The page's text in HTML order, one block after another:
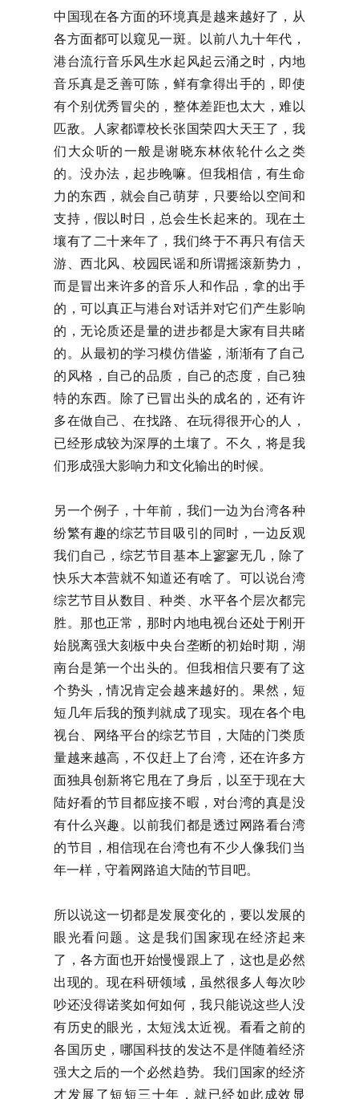
中国现在各方面的环境真是越来越好了，从
各方面都可以窥见一斑。以前八九十年代，
港台流行音乐风生水起风起云涌之时，内地
音乐真是乏善可陈，鲜有拿得出手的，即使
有个别优秀冒尖的，整体差距也太大，难以
匹敌。人家都谭校长张国荣四大天王了，我
们大众听的一般是谢晓东林依轮什么之类
的。没办法，起步晚嘛。但我相信，有生命
力的东西，就会自己萌芽，只要给以空间和
支持，假以时日，总会生长起来的。现在土
壤有了二十来年了，我们终于不再只有信天
游、西北风、校园民谣和所谓摇滚新势力，
而是冒出来许多的音乐人和作品，拿的出手
的，可以真正与港台对话并对它们产生影响
的，无论质还是量的进步都是大家有目共睹
的。从最初的学习模仿借鉴，渐渐有了自己
的风格，自己的品质，自己的态度，自己独
特的东西。除了已冒出头的成名的，还有许
多在做自己、在找路、在玩得很开心的人，
已经形成较为深厚的土壤了。不久，将是我
们形成强大影响力和文化输出的时候。
另一个例子，十年前，我们一边为台湾各种
纷繁有趣的综艺节目吸引的同时，一边反观
我们自己，综艺节目基本上寥寥无几，除了
快乐大本营就不知道还有啥了。可以说台湾
综艺节目从数目、种类、水平各个层次都完
胜。那也正常，那时内地电视台还处于刚开
始脱离强大刻板中央台垄断的初始时期，湖
南台是第一个出头的。但我相信只要有了这
个势头，情况肯定会越来越好的。果然，短
短几年后我的预判就成了现实。现在各个电
视台、网络平台的综艺节目，大陆的门类质
量越来越高，不仅赶上了台湾，还在许多方
面独具创新将它甩在了身后，以至于现在大
陆好看的节目都应接不暇，对台湾的真是没
有什么兴趣。以前我们都是透过网路看台湾
的节目，相信现在台湾也有不少人像我们当
年一样，守着网路追大陆的节目吧。
所以说这一切都是发展变化的，要以发展的
眼光看问题。这是我们国家现在经济起来
了，各方面也开始慢慢跟上了，这也是必然
出现的。现在科研领域，虽然很多人每次吵
吵还没得诺奖如何如何，我只能说这些人没
有历史的眼光，太短浅太近视。看看之前的
各国历史，哪国科技的发达不是伴随着经济
强大之后的一个必然趋势。我们国家的经济
才发展了短短三十年，就已经如此成效显